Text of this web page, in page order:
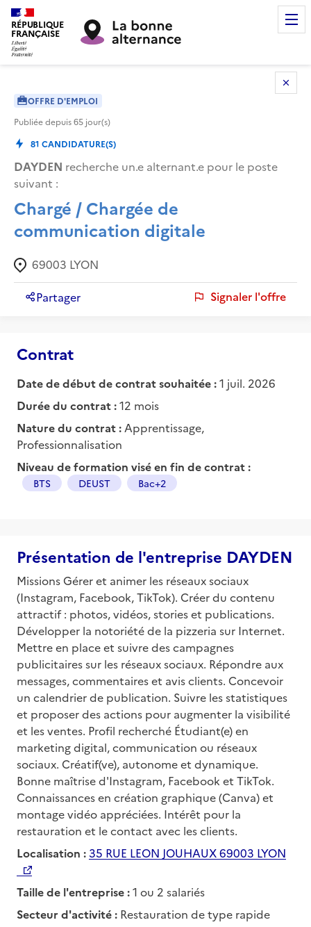
RÉPUBLIQUE
FRANÇAISE
OFFRE D'EMPLOI
Publiée depuis65 jour(s)
81 CANDIDATURE(S)
DAYDEN recherche un.e alternant.e pour le poste
suivant :
Chargé / Chargée de
communication digitale
69003 LYON
Partager Signaler l'offre
Contrat
Date de début de contrat souhaitée :1 juil. 2026
Durée du contrat :12 mois
Nature du contrat : Apprentissage,
Professionnalisation
Niveau de formation visé en fin de contrat :
BTS DEUST Bac+2
Présentation de l'entreprise DAYDEN
Missions Gérer et animer les réseaux sociaux
(Instagram, Facebook, TikTok). Créer du contenu
attractif : photos, vidéos, stories et publications.
Développer la notoriété de la pizzeria sur Internet.
Mettre en place et suivre des campagnes
publicitaires sur les réseaux sociaux. Répondre aux
messages, commentaires et avis clients. Concevoir
un calendrier de publication. Suivre les statistiques
et proposer des actions pour augmenter la visibilité
et les ventes. Profil recherché Étudiant(e) en
marketing digital, communication ou réseaux
sociaux. Créatif(ve), autonome et dynamique.
Bonne maîtrise d'Instagram, Facebook et TikTok.
Connaissances en création graphique (Canva) et
montage vidéo appréciées. Intérêt pour la
restauration et le contact avec les clients.
Localisation :35 RUE LEON JOUHAUX 69003 LYON
Taille de l'entreprise :1 ou 2 salariés
Secteur d'activité : Restauration de type rapide